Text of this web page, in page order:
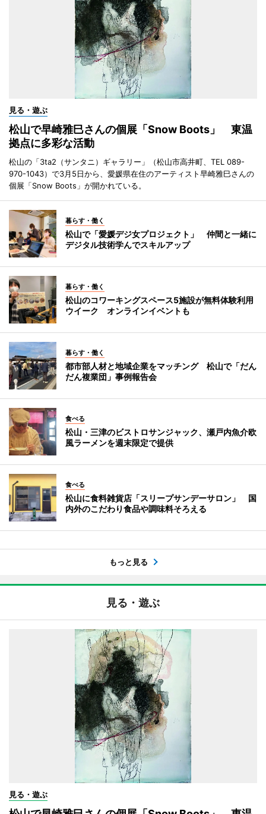
見る・遊ぶ
松山で早崎雅巳さんの個展「Snow Boots」 東温
拠点に多彩な活動
松山の「3ta2（サンタニ）ギャラリー」（松山市高井町、TEL 089-
970-1043）で3月5日から、愛媛県在住のアーティスト早崎雅巳さんの
個展「Snow Boots」が開かれている。
暮らす・働く
松山で「愛媛デジ女プロジェクト」 仲間と一緒に
デジタル技術学んでスキルアップ
暮らす・働く
松山のコワーキングスペース5施設が無料体験利用
ウイーク オンラインイベントも
暮らす・働く
都市部人材と地域企業をマッチング 松山で「だん
だん複業団」事例報告会
食べる
松山・三津のビストロサンジャック、瀬戸内魚介欧
風ラーメンを週末限定で提供
食べる
松山に食料雑貨店「スリープサンデーサロン」 国
内外のこだわり食品や調味料そろえる
もっと見る
見る・遊ぶ
見る・遊ぶ